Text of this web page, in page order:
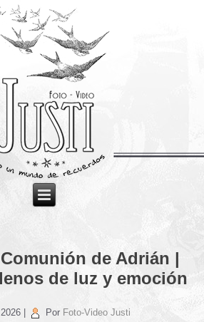
de Adrián |
de luz y emoción
Por Foto-Video Justi